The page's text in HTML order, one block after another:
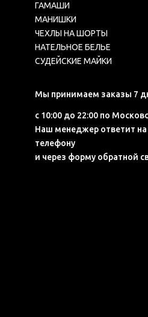
ГАМАШИ
МАНИШКИ
ЧЕХЛЫ НА ШОРТЫ
НАТЕЛЬНОЕ БЕЛЬЕ
СУДЕЙСКИЕ МАЙКИ
Мы принимаем заказы 7
с 10:00 до 22:00 по
Наш менеджер ответит
телефону
и через форму обратной